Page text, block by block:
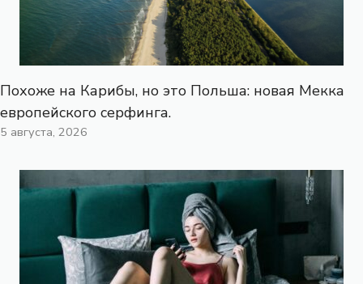
Похоже на Карибы, но это Польша: новая Мекка
европейского серфинга.
5 августа, 2026